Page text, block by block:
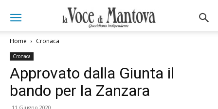
Home Cronaca
Cronaca
Approvato dalla Giunta il
bando per la Zanzara
11 Giugno 2020